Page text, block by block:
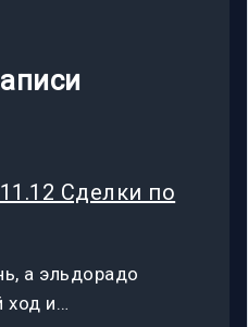
Сделки по
а эльдорадо
ход и…